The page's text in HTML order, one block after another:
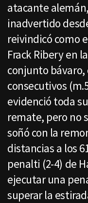
atacante
inadvertido
reivindicó como
Frack Ribery en
conjunto bávaro,
consecutivos
evidenció toda
remate, pero no
soñó con la
distancias a los
penalti (2-4) de
ejecutar una
superar la